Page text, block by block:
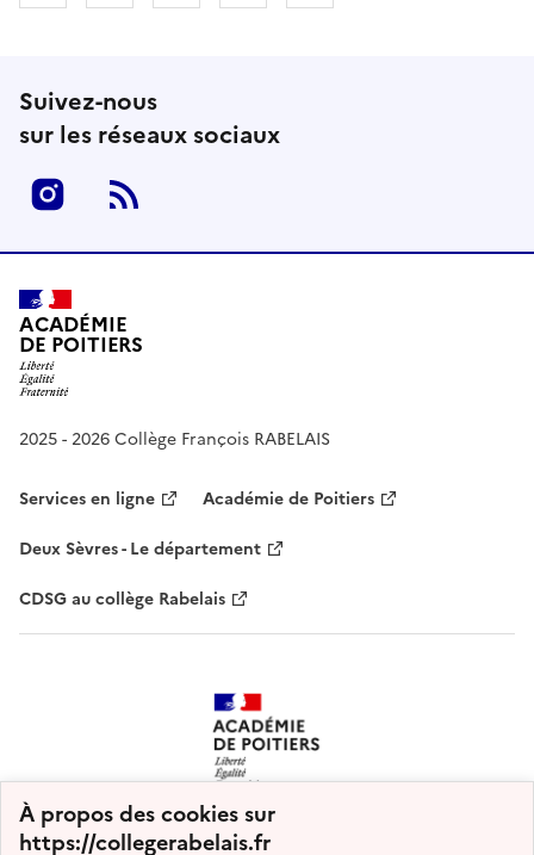
À propos des cookies sur
https://collegerabelais.fr
Suivez-nous
sur les réseaux sociaux
Instagram
ACADÉMIE
DE POITIERS
2025 - 2026 Collège François RABELAIS
Services en ligne
Académie de Poitiers
Deux Sèvres - Le département
CDSG au collège Rabelais